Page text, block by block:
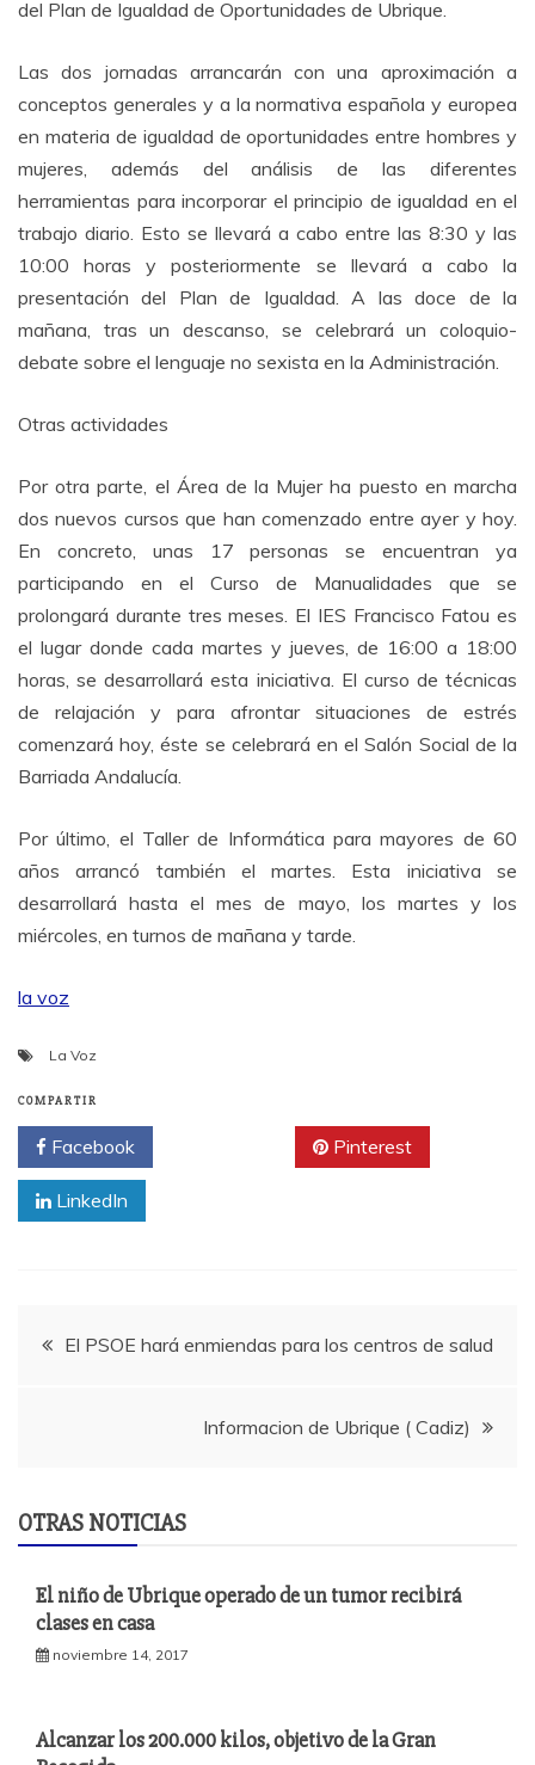
del Plan de Igualdad de Oportunidades de Ubrique.
Las dos jornadas arrancarán con una aproximación a
conceptos generales y a la normativa española y europea
en materia de igualdad de oportunidades entre hombres y
mujeres, además del análisis de las diferentes
herramientas para incorporar el principio de igualdad en el
trabajo diario. Esto se llevará a cabo entre las 8:30 y las
10:00 horas y posteriormente se llevará a cabo la
presentación del Plan de Igualdad. A las doce de la
mañana, tras un descanso, se celebrará un coloquio-
debate sobre el lenguaje no sexista en la Administración.
Otras actividades
Por otra parte, el Área de la Mujer ha puesto en marcha
dos nuevos cursos que han comenzado entre ayer y hoy.
En concreto, unas 17 personas se encuentran ya
participando en el Curso de Manualidades que se
prolongará durante tres meses. El IES Francisco Fatou es
el lugar donde cada martes y jueves, de 16:00 a 18:00
horas, se desarrollará esta iniciativa. El curso de técnicas
de relajación y para afrontar situaciones de estrés
comenzará hoy, éste se celebrará en el Salón Social de la
Barriada Andalucía.
Por último, el Taller de Informática para mayores de 60
años arrancó también el martes. Esta iniciativa se
desarrollará hasta el mes de mayo, los martes y los
miércoles, en turnos de mañana y tarde.
la voz
La Voz
COMPARTIR
Facebook Pinterest
LinkedIn
Navegación
El PSOE hará enmiendas para los centros de salud
Informacion de Ubrique ( Cadiz)
OTRAS NOTICIAS
El niño de Ubrique operado de un tumor recibirá
clases en casa
noviembre 14, 2017
Alcanzar los 200.000 kilos, objetivo de la Gran